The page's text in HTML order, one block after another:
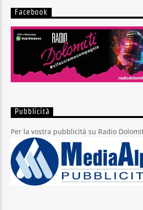
Facebook
Pubblicità
Per la vostra pubblicità su Radio